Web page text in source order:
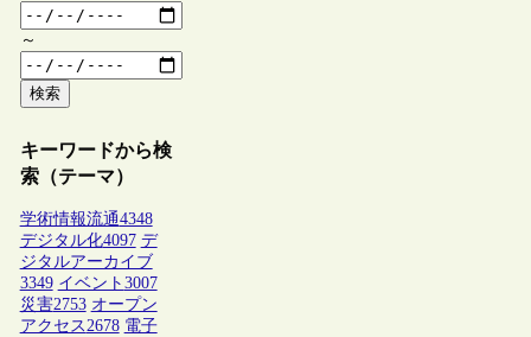
～
検索
キーワードから検
索（テーマ）
学術情報流通4348
デジタル化4097 デ
ジタルアーカイブ
3349 イベント 3007
災害2753 オープン
アクセス2678 電子